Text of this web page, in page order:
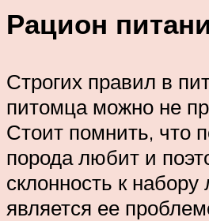
Рацион
Строгих правил в
питомца можно не
Стоит помнить, что
порода любит и
склонность к
является ее